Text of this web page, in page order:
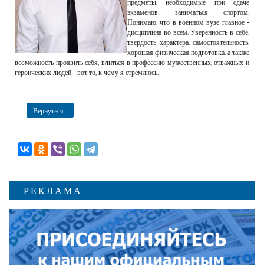
предметы, необходимые при сдаче
экзаменов, заниматься спортом.
Понимаю, что в военном вузе главное -
дисциплина во всем. Уверенность в себе,
твердость характера, самостоятельность,
хорошая физическая подготовка, а также
возможность проявить себя, влиться в профессию мужественных, отважных и
героических людей - вот то, к чему я стремлюсь.
Вернуться...
РЕКЛАМА